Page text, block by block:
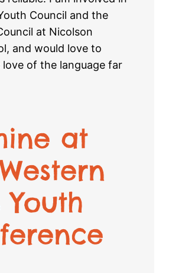
Council and the
at Nicolson
and would love to
love of the language far
at
Youth